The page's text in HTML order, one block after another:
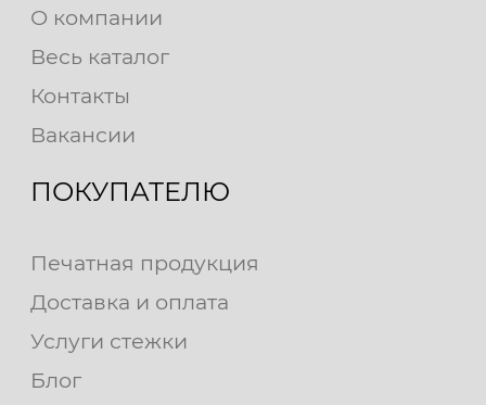
О компании
Весь каталог
Контакты
Вакансии
ПОКУПАТЕЛЮ
Печатная продукция
Доставка и оплата
Услуги стежки
Блог